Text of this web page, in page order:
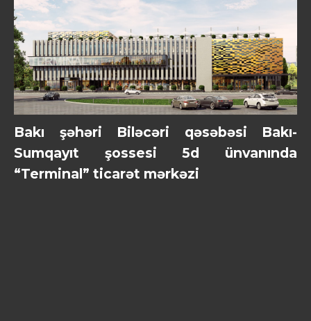
Bakı şəhəri Biləcəri qəsəbəsi Bakı-
Sumqayıt şossesi 5d ünvanında
“Terminal” ticarət mərkəzi